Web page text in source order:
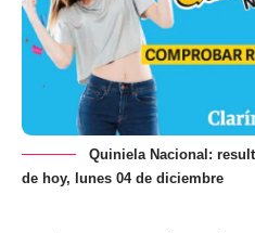
Quiniela Nacional:
de hoy, lunes 04 de diciembre